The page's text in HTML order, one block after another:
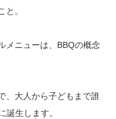
と。
メニューは、BBQの概念
、大人から子どもまで誰
誕生します。